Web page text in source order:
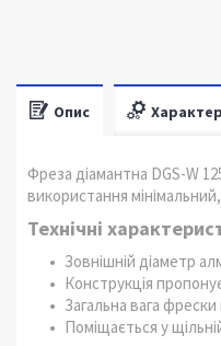
Опис
Фреза діамантна DGS-W
використання
Технічні
Зовнішній діаметр
Конструкція
Загальна вага
Поміщається у